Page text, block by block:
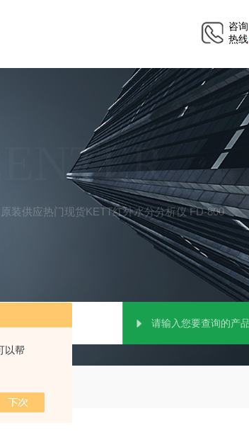
以帮
咨询
热线
原装供应热门现货KETT红外水分分析仪 FD-800